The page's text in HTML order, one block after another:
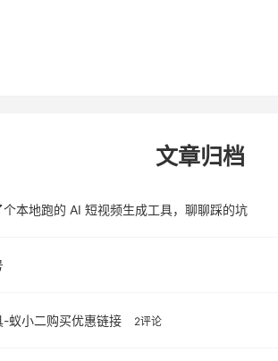
文章归档
本地跑的 AI 短视频生成工具，聊聊踩的坑
蚁小二购买优惠链接 2评论